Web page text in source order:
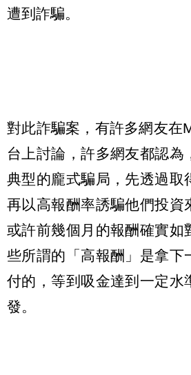
遭到詐騙。
對此詐騙案，有許多網友在
台上討論，許多網友都認為
典型的龐式騙局，先透過取
再以高報酬率誘騙他們投資
或許前幾個月的報酬確實如
些所謂的「高報酬」是拿下
付的，等到吸金達到一定水
發。